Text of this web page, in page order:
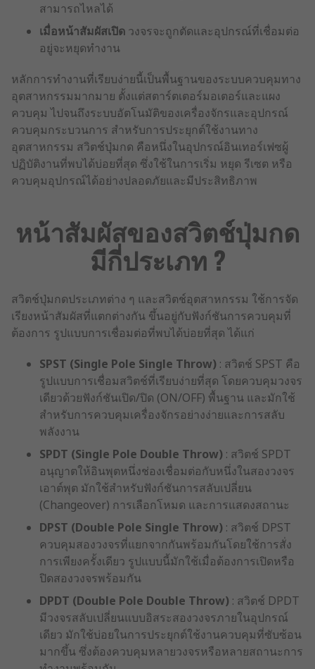
สามารถไหลได้
เมื่อหน้าสัมผัสเปิด วงจรจะถูกตัดและอุปกรณ์ที่เชื่อมต่อ
อยู่จะหยุดทำงาน
หลักการทำงานที่เรียบง่ายนี้เป็นพื้นฐานของระบบควบคุมทาง
อุตสาหกรรมมากมาย ตั้งแต่สตาร์ตเตอร์มอเตอร์และแผง
ควบคุม ไปจนถึงระบบอัตโนมัติของเครื่องจักรและอุปกรณ์
ควบคุมกระบวนการ สำหรับการประยุกต์ใช้งานทาง
อุตสาหกรรม สวิตช์ปุ่มกด คือหนึ่งในอุปกรณ์อินเทอร์เฟซผู้
ปฏิบัติงานที่พบได้บ่อยที่สุด ซึ่งใช้ในการเริ่ม หยุด รีเซต หรือ
ควบคุมอุปกรณ์ได้อย่างปลอดภัยและมีประสิทธิภาพ
หน้าสัมผัสของสวิตช์ปุ่มกด
มีกี่ประเภท ?
สวิตช์ปุ่มกดประเภทต่าง ๆ และสวิตช์อุตสาหกรรม ใช้การจัด
เรียงหน้าสัมผัสที่แตกต่างกัน ขึ้นอยู่กับฟังก์ชันการควบคุมที่
ต้องการ รูปแบบการเชื่อมต่อที่พบได้บ่อยที่สุด ได้แก่
SPST (Single Pole Single Throw) : สวิตช์ SPST คือ
รูปแบบการเชื่อมสวิตช์ที่เรียบง่ายที่สุด โดยควบคุมวงจร
เดียวด้วยฟังก์ชันเปิด/ปิด (ON/OFF) พื้นฐาน และมักใช้
สำหรับการควบคุมเครื่องจักรอย่างง่ายและการสลับ
พลังงาน
SPDT (Single Pole Double Throw) : สวิตช์ SPDT
อนุญาตให้อินพุตหนึ่งช่องเชื่อมต่อกับหนึ่งในสองวงจร
เอาต์พุต มักใช้สำหรับฟังก์ชันการสลับเปลี่ยน
(Changeover) การเลือกโหมด และการแสดงสถานะ
DPST (Double Pole Single Throw) : สวิตช์ DPST
ควบคุมสองวงจรที่แยกจากกันพร้อมกันโดยใช้การสั่ง
การเพียงครั้งเดียว รูปแบบนี้มักใช้เมื่อต้องการเปิดหรือ
ปิดสองวงจรพร้อมกัน
DPDT (Double Pole Double Throw) : สวิตช์ DPDT
มีวงจรสลับเปลี่ยนแบบอิสระสองวงจรภายในอุปกรณ์
เดียว มักใช้บ่อยในการประยุกต์ใช้งานควบคุมที่ซับซ้อน
มากขึ้น ซึ่งต้องควบคุมหลายวงจรหรือหลายสถานะการ